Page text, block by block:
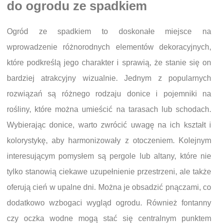
do ogrodu ze spadkiem
Ogród ze spadkiem to doskonałe miejsce na
wprowadzenie różnorodnych elementów dekoracyjnych,
które podkreślą jego charakter i sprawią, że stanie się on
bardziej atrakcyjny wizualnie. Jednym z popularnych
rozwiązań są różnego rodzaju donice i pojemniki na
rośliny, które można umieścić na tarasach lub schodach.
Wybierając donice, warto zwrócić uwagę na ich kształt i
kolorystykę, aby harmonizowały z otoczeniem. Kolejnym
interesującym pomysłem są pergole lub altany, które nie
tylko stanowią ciekawe uzupełnienie przestrzeni, ale także
oferują cień w upalne dni. Można je obsadzić pnączami, co
dodatkowo wzbogaci wygląd ogrodu. Również fontanny
czy oczka wodne mogą stać się centralnym punktem